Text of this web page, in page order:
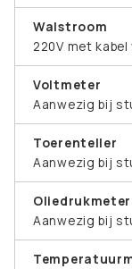
Walstroom
220V met
Voltmeter
Aanwezig bij
Toerenteller
Aanwezig bij
Oliedrukmeter
Aanwezig bij